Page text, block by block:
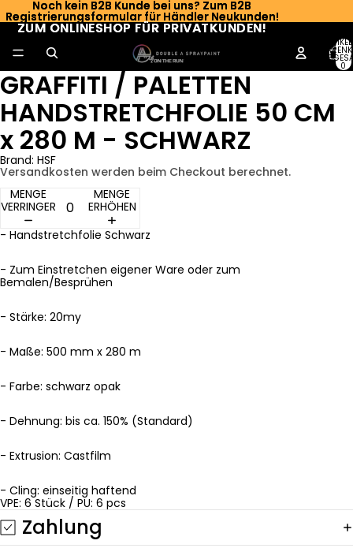
Noch kein B2B Kunde bei uns? Zum B2B
Registrierungsformular für Händler Neukunden!
Noch kein B2B Kunde bei uns? Zum B2B
Registrierungsformular für Händler Neukunden!
ZUM ONLINESHOP FÜR PRIVATKUNDEN!
ZUM ONLINESHOP FÜR PRIVATKUNDEN!
0
GRAFFITI / PALETTEN
HANDSTRETCHFOLIE 50 CM
x 280 M - SCHWARZ
Brand: HSF
Versandkosten werden beim Checkout berechnet.
MENGE
VERRINGERN
MENGE
ERHÖHEN
- Handstretchfolie Schwarz
- Zum Einstretchen eigener Ware oder zum
Bemalen/Besprühen
- Stärke: 20my
- Maße: 500 mm x 280 m
- Farbe: schwarz opak
- Dehnung: bis ca. 150% (Standard)
- Extrusion: Castfilm
- Cling: einseitig haftend
VPE: 6 Stück / PU: 6 pcs
Zahlung